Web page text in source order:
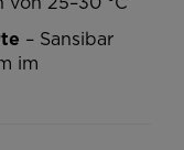
– Sansibar
im